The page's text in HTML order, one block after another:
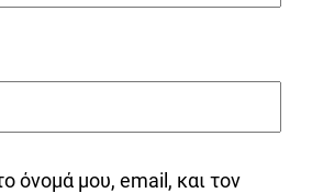
όνομά μου, email, και τον